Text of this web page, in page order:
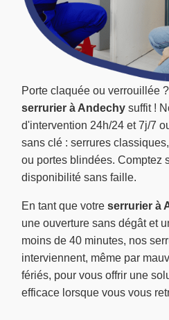
Porte claquée ou verrouillée
serrurier à Andechy suffit !
d'intervention 24h/24 et 7j/7
sans clé : serrures
ou portes blindées. Comptez
disponibilité sans faille.
En tant que votre serrurier à
une ouverture sans dégât et
moins de 40 minutes, nos
interviennent, même par
fériés, pour vous offrir une
efficace lorsque vous vous